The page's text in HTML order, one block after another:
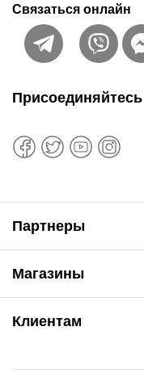
Связаться онлайн
Магазины
ул. Рабочая, 2-а
Клиентам
Присоединяйтесь
Партнеры